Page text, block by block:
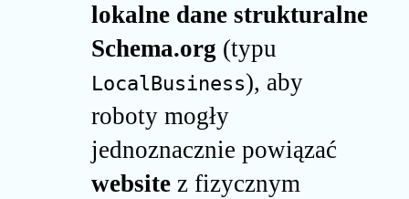
lokalne dane strukturalne
Schema.org (typu
LocalBusiness), aby
roboty mogły
jednoznacznie powiązać
website z fizycznym